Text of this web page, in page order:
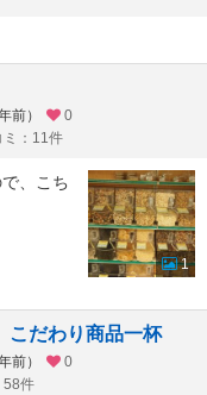
前）
0
ミ：11件
、こち
1
だわり商品一杯
前）
0
58件